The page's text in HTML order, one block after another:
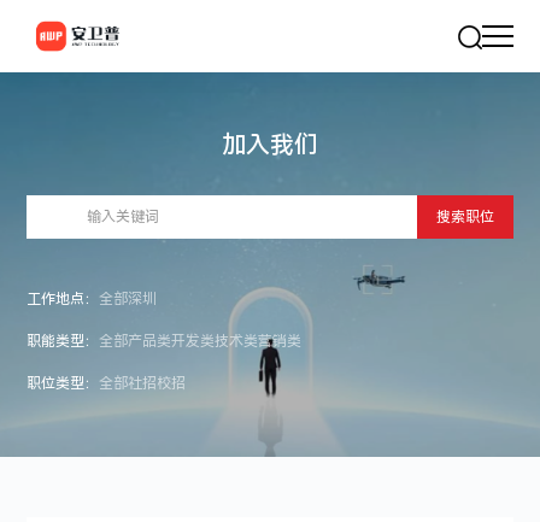
加入我们
搜索职位
工作地点： 全部深圳
职能类型： 全部产品类开发类技术类营销类
职位类型： 全部社招校招